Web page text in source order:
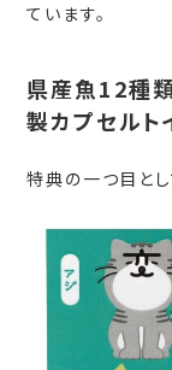
ています。
県産魚12種
製カプセルト
特典の一つ目とし